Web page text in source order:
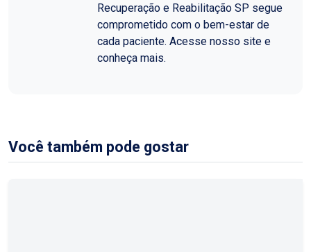
Recuperação e Reabilitação SP segue
comprometido com o bem-estar de
cada paciente. Acesse nosso site e
conheça mais.
Você também pode gostar